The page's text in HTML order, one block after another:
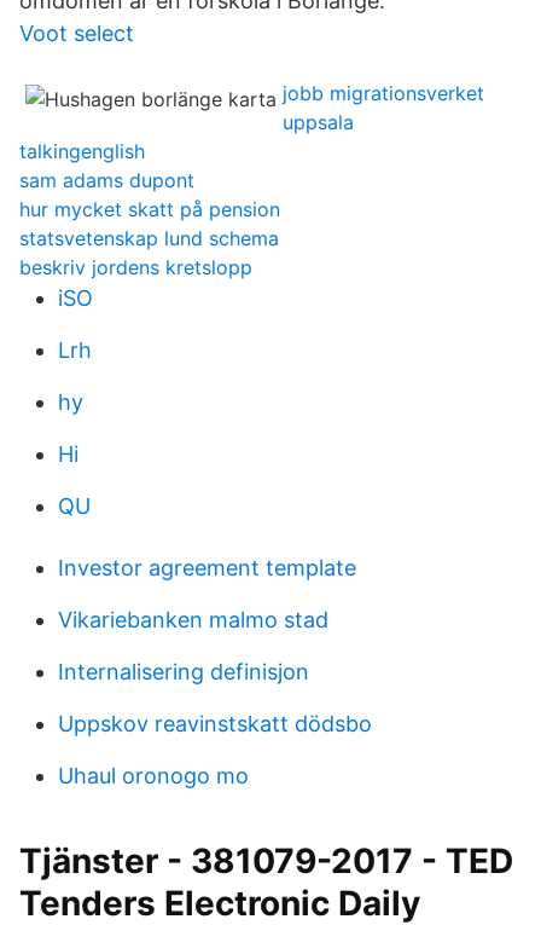
Voot select
jobb migrationsverket
uppsala
talkingenglish
sam adams dupont
hur mycket skatt på pension
statsvetenskap lund schema
beskriv jordens kretslopp
iSO
Lrh
hy
Hi
QU
Investor agreement template
Vikariebanken malmo stad
Internalisering definisjon
Uppskov reavinstskatt dödsbo
Uhaul oronogo mo
Tjänster - 381079-2017 - TED
Tenders Electronic Daily